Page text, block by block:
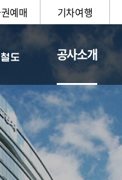
예매 기차여행
공사소개
일반현황